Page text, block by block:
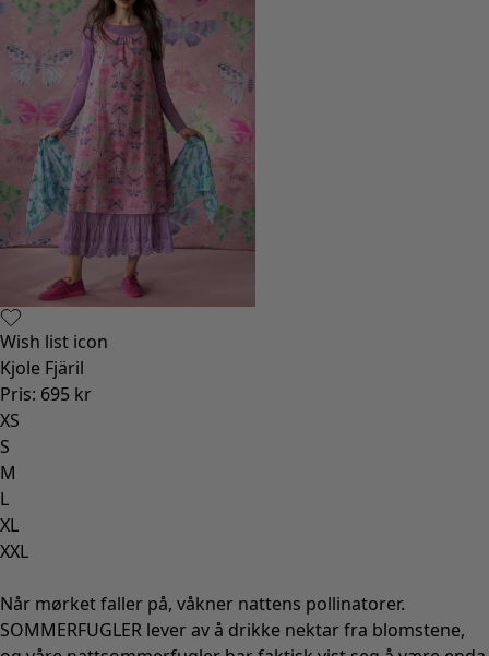
Wish list icon
Kjole Fjäril
Pris: 695 kr
XS
S
M
L
XL
XXL
Når mørket faller på, våkner nattens pollinatorer.
SOMMERFUGLER lever av å drikke nektar fra blomstene,